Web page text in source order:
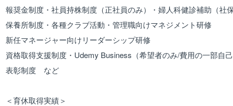
報奨金制度・社員持株制度（正社員のみ）・婦人科健診補助（社
保養所制度・各種クラブ活動・管理職向けマネジメント研修
新任マネージャー向けリーダーシップ研修
資格取得支援制度・Udemy Business（希望者のみ/費用の一部自己
表彰制度 など
＜育休取得実績＞